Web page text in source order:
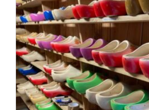
worden
op
de
productpagina